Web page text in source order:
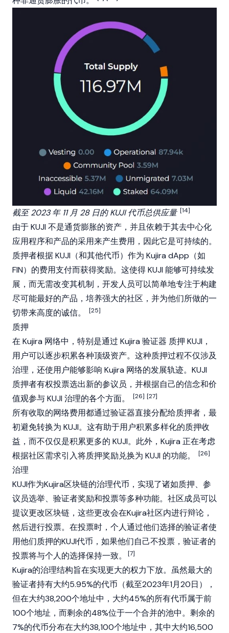
截至 2023 年 11 月 28 日的 KUJI 代币总供应量 [14]
由于 KUJI 不是通货膨胀的资产，并且依赖于其去中心化
应用程序和产品的采用来产生费用，因此它是可持续的。
质押者根据 KUJI（和其他代币）作为 Kujira dApp（如
FIN）的费用支付而获得奖励。这使得 KUJI 能够可持续发
展，而无需改变其机制，开发人员可以简单地专注于构建
尽可能最好的产品，培养强大的社区，并为他们所做的一
切带来高度的诚信。
[25]
质押
在 Kujira 网络中，特别是通过 Kujira 验证器 质押 KUJI，
用户可以逐步积累各种顶级资产。这种质押过程不仅涉及
治理，还使用户能够影响 Kujira 网络的发展轨迹。KUJI
质押者有权投票选出新的参议员，并根据自己的信念和价
值观参与 KUJI 治理的各个方面。
[26] [27]
所有收取的网络费用都通过验证器直接分配给质押者，最
初避免转换为 KUJI。这有助于用户积累多样化的质押收
益，而不仅仅是积累更多的 KUJI。此外，Kujira 正在考虑
根据社区需求引入将质押奖励兑换为 KUJI 的功能。
[26]
治理
KUJI作为Kujira区块链的治理代币，实现了诸如质押、参
议员选举、 验证者奖励和投票等多种功能。社区成员可以
提议更改区块链，这些更改会在Kujira社区内进行辩论，
然后进行投票。在投票时，个人通过他们选择的验证者使
用他们质押的KUJI代币，如果他们自己不投票，验证者的
投票将与个人的选择保持一致。
[7]
Kujira的治理结构旨在实现更大的权力下放。虽然最大的
验证者持有大约5.95%的代币（截至2023年1月20日），
但在大约38,200个地址中，大约45%的所有代币属于前
100个地址，而剩余的48%位于一个合并的池中。剩余的
7%的代币分布在大约38,100个地址中，其中大约16,500